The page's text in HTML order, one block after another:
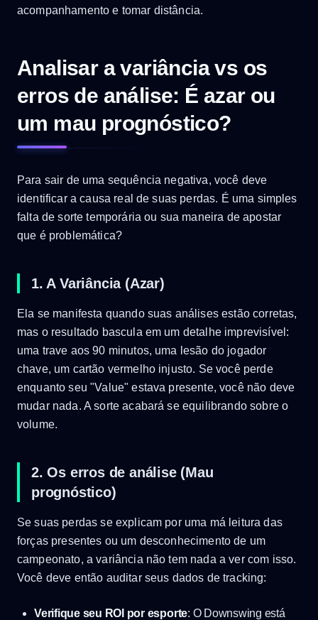
acompanhamento e tomar distância.
Analisar a variância vs os
erros de análise: É azar ou
um mau prognóstico?
Para sair de uma sequência negativa, você deve
identificar a causa real de suas perdas. É uma simples
falta de sorte temporária ou sua maneira de apostar
que é problemática?
1. A Variância (Azar)
Ela se manifesta quando suas análises estão corretas,
mas o resultado bascula em um detalhe imprevisível:
uma trave aos 90 minutos, uma lesão do jogador
chave, um cartão vermelho injusto. Se você perde
enquanto seu "Value" estava presente, você não deve
mudar nada. A sorte acabará se equilibrando sobre o
volume.
2. Os erros de análise (Mau
prognóstico)
Se suas perdas se explicam por uma má leitura das
forças presentes ou um desconhecimento de um
campeonato, a variância não tem nada a ver com isso.
Você deve então auditar seus dados de tracking:
Verifique seu ROI por esporte: O Downswing está